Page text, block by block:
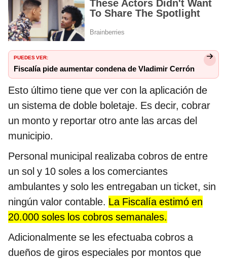
PUEDES VER:
Fiscalía pide aumentar condena de Vladimir Cerrón
Esto último tiene que ver con la aplicación de
un sistema de doble boletaje. Es decir, cobrar
un monto y reportar otro ante las arcas del
municipio.
Personal municipal realizaba cobros de entre
un sol y 10 soles a los comerciantes
ambulantes y solo les entregaban un ticket, sin
ningún valor contable. La Fiscalía estimó en
20.000 soles los cobros semanales.
Adicionalmente se les efectuaba cobros a
dueños de giros especiales por montos que